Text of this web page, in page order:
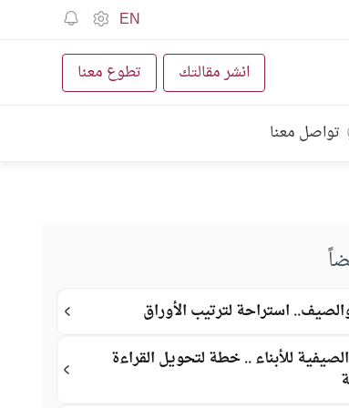
EN
انشر مقالتك تطوع معنا
تواصل معنا
استراحة لترتيب الأوراق
للأبناء .. خطة لتحويل القراءة